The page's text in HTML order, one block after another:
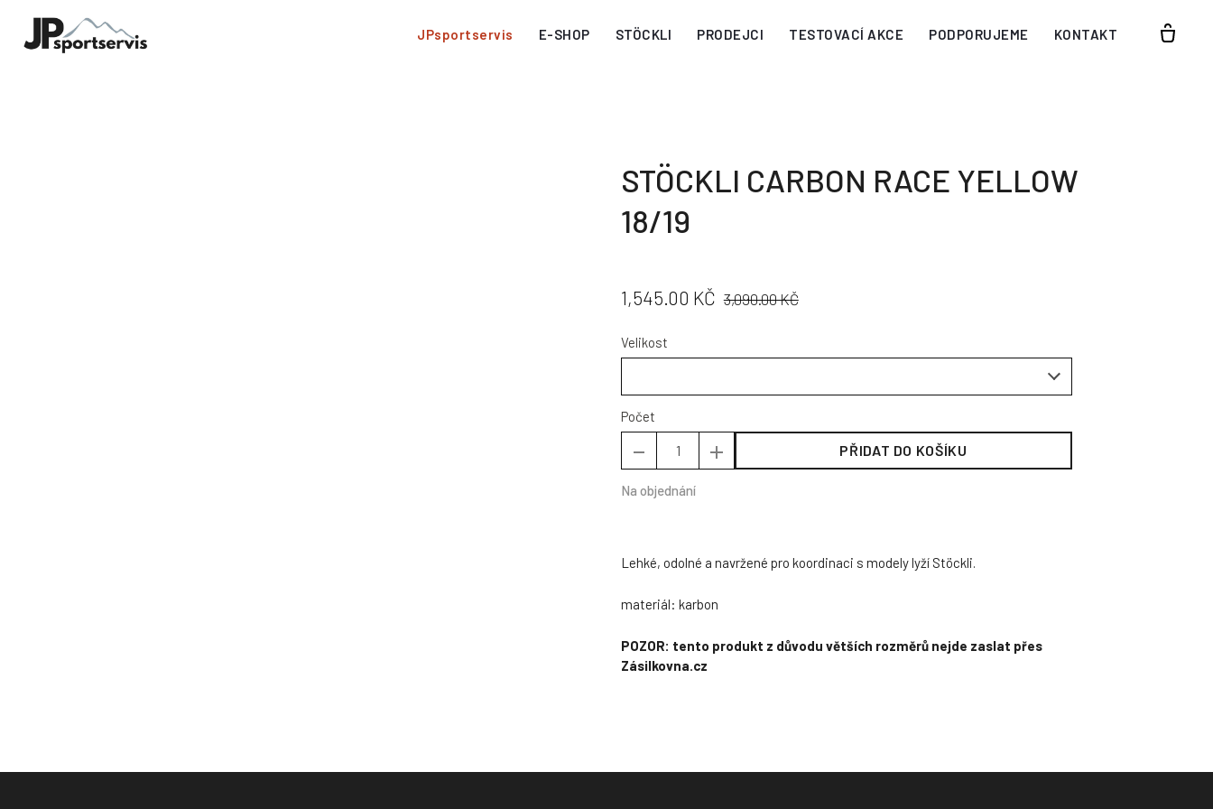
JPsportservis E-SHOP STÖCKLI PRODEJCI TESTOVACÍ AKCE PODPORUJEME KONTAKT
STÖCKLI CARBON RACE YELLOW
18/19
CENA:
1,545.00 KČ PŮVODNÍ
CENA:
3,090.00 KČ
Velikost
Počet
PŘIDAT DO KOŠÍKU
Na objednání
Lehké, odolné a navržené pro koordinaci s modely lyží Stöckli.
materiál: karbon
POZOR: tento produkt z důvodu větších rozměrů nejde zaslat přes
Zásilkovna.cz